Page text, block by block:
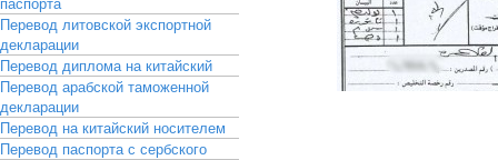
Перевод литовской экспортной
декларации
Перевод диплома на китайский
Перевод арабской таможенной
декларации
Перевод на китайский носителем
Перевод паспорта с сербского